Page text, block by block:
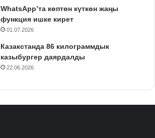
WhatsApp’та көптөн күткөн жаңы
функция ишке кирет
01.07.2026
Казакстанда 86 килограммдык
казыбургер даярдалды
22.06.2026